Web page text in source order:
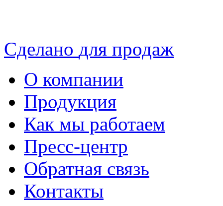
Сделано для продаж
О компании
Продукция
Как мы работаем
Пресс-центр
Обратная связь
Контакты